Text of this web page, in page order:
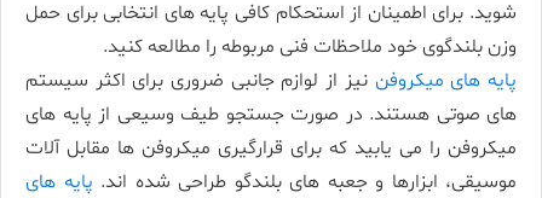
شوید. برای اطمینان از استحکام کافی پایه­ های انتخابی برای حمل
وزن بلندگوی خود ملاحظات فنی مربوطه را مطالعه کنید.
پایه­ های میکروفن نیز از لوازم جانبی ضروری برای اکثر سیستم
های صوتی هستند. در صورت جستجو طیف وسیعی از پایه­ های
میکروفن را می­ یابید که برای قرارگیری میکروفن­ ها مقابل آلات
موسیقی، ابزارها و جعبه های بلندگو طراحی شده ­اند. پایه ­های